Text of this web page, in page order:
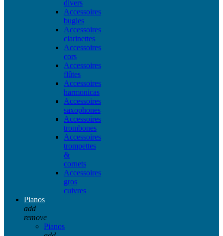
divers
Accessoires
bugles
Accessoires
clarinettes
Accessoires
cors
Accessoires
flûtes
Accessoires
harmonicas
Accessoires
saxophones
Accessoires
trombones
Accessoires
trompettes
&
cornets
Accessoires
gros
cuivres
Pianos
add
remove
Pianos